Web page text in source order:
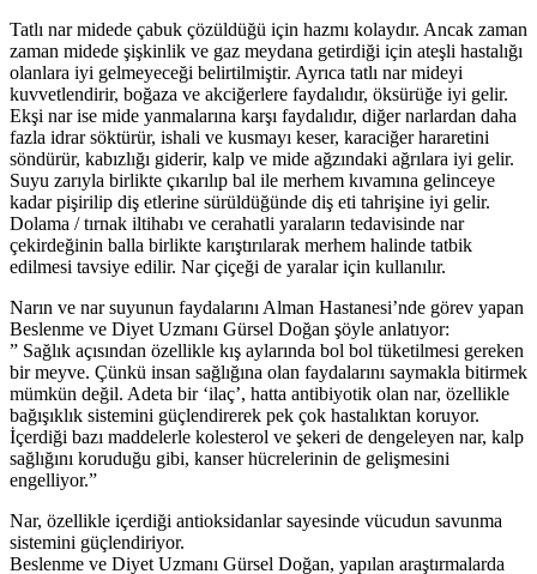
Tatlı nar midede çabuk çözüldüğü için hazmı kolaydır. Ancak zaman
zaman midede şişkinlik ve gaz meydana getirdiği için ateşli hastalığı
olanlara iyi gelmeyeceği belirtilmiştir. Ayrıca tatlı nar mideyi
kuvvetlendirir, boğaza ve akciğerlere faydalıdır, öksürüğe iyi gelir.
Ekşi nar ise mide yanmalarına karşı faydalıdır, diğer narlardan daha
fazla idrar söktürür, ishali ve kusmayı keser, karaciğer hararetini
söndürür, kabızlığı giderir, kalp ve mide ağzındaki ağrılara iyi gelir.
Suyu zarıyla birlikte çıkarılıp bal ile merhem kıvamına gelinceye
kadar pişirilip diş etlerine sürüldüğünde diş eti tahrişine iyi gelir.
Dolama / tırnak iltihabı ve cerahatli yaraların tedavisinde nar
çekirdeğinin balla birlikte karıştırılarak merhem halinde tatbik
edilmesi tavsiye edilir. Nar çiçeği de yaralar için kullanılır.
Narın ve nar suyunun faydalarını Alman Hastanesi’nde görev yapan
Beslenme ve Diyet Uzmanı Gürsel Doğan şöyle anlatıyor:
” Sağlık açısından özellikle kış aylarında bol bol tüketilmesi gereken
bir meyve. Çünkü insan sağlığına olan faydalarını saymakla bitirmek
mümkün değil. Adeta bir ‘ilaç’, hatta antibiyotik olan nar, özellikle
bağışıklık sistemini güçlendirerek pek çok hastalıktan koruyor.
İçerdiği bazı maddelerle kolesterol ve şekeri de dengeleyen nar, kalp
sağlığını koruduğu gibi, kanser hücrelerinin de gelişmesini
engelliyor.”
Nar, özellikle içerdiği antioksidanlar sayesinde vücudun savunma
sistemini güçlendiriyor.
Beslenme ve Diyet Uzmanı Gürsel Doğan, yapılan araştırmalarda